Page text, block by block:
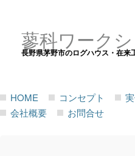
蓼科ワーク
長野県茅野市のログハウス・在来
HOME コンセプト
会社概要
お問合せ